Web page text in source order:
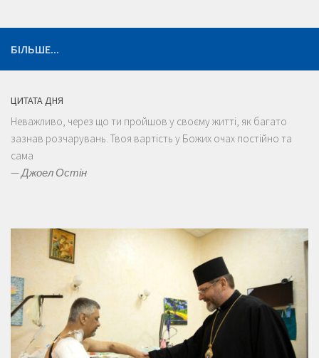
БІЛЬШЕ...
ЦИТАТА ДНЯ
Неважливо, через що ти пройшов у своєму житті, як багато
зазнав розчарувань. Твоя вартість у Божих очах постійно та
сама
—Джоел Остін